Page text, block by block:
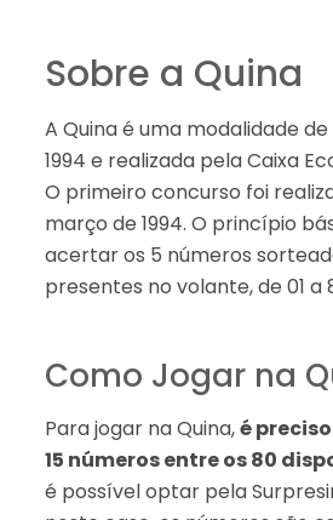
Sobre a Quina
A Quina é uma modalidade
1994 e realizada pela Caixa
O primeiro concurso foi
março de 1994. O princípio
acertar os 5 números
presentes no volante, de 01 a
Como Jogar na
Para jogar na Quina,é
15 números entre os 80
é possível optar pela